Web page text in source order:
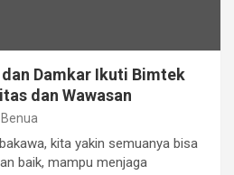
Damkar Ikuti Bimtek
dan Wawasan
kita yakin semuanya bisa
baik, mampu menjaga